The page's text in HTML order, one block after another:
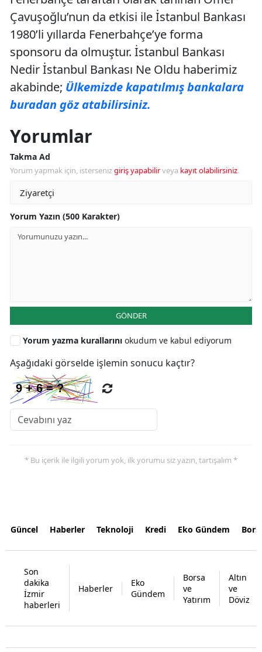
Çavuşoğlu’nun da etkisi ile İstanbul Bankası
1980’li yıllarda Fenerbahçe’ye forma
sponsoru da olmuştur. İstanbul Bankası
Nedir İstanbul Bankası Ne Oldu haberimiz
akabinde; Ülkemizde kapatılmış bankalara
buradan göz atabilirsiniz.
Yorumlar
Takma Ad
Yorum yapmak için, istersenizgiriş yapabilirveya kayıt olabilirsiniz.
Yorum Yazın (500 Karakter)
GÖNDER
Yorum yazma kurallarını okudum ve kabul ediyorum
Aşağıdaki görselde işlemin sonucu kaçtır?
* Bu içerik ile ilgili yorum yok, ilk yorumu siz yazın, tartışalım *
Güncel Haberler Teknoloji Kredi Eko Gündem
Son
dakika
İzmir
haberleri
Haberler
Eko
Gündem
Borsa
ve
Yatırım
Altın
ve
Döviz